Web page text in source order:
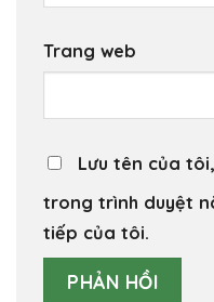
Trang web
Lưu tên của
trong trình duyệt
tiếp của tôi.